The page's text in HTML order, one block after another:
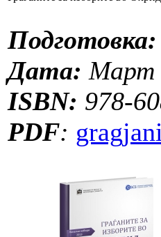
Подготовка:
Дата: Март
ISBN: 978-
PDF: